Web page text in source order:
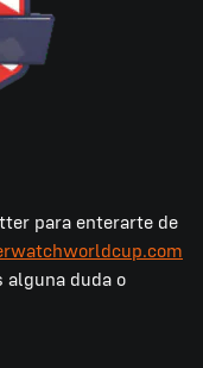
para enterarte de
alguna duda o